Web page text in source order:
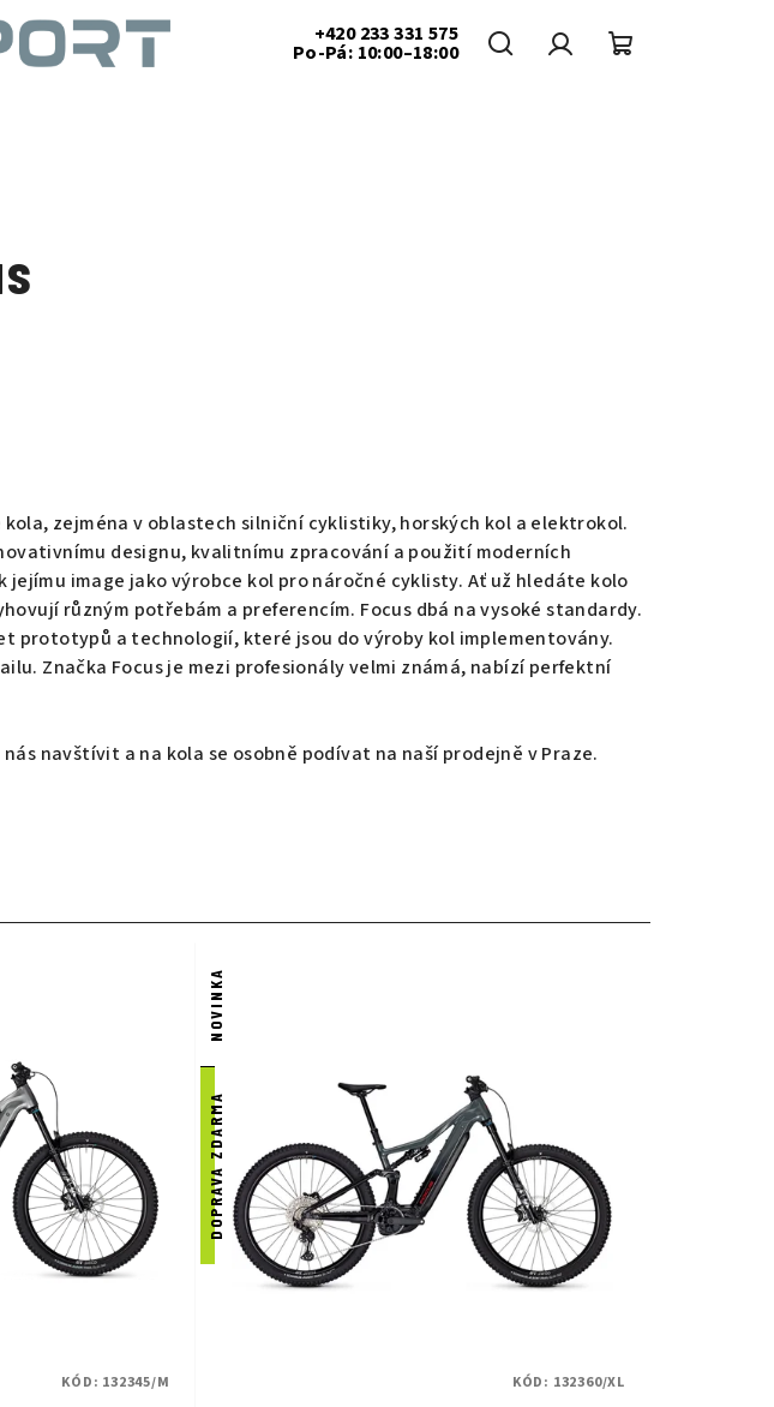
+420 233 331 575
Po-Pá: 10:00–18:00
zejména v oblastech silniční cyklistiky, horských kol a elektrokol.
designu, kvalitnímu zpracování a použití moderních
image jako výrobce kol pro náročné cyklisty. Ať už hledáte kolo
různým potřebám a preferencím. Focus dbá na vysoké standardy.
prototypů a technologií, které jsou do výroby kol implementovány.
Značka Focus je mezi profesionály velmi známá, nabízí perfektní
navštívit a na kola se osobně podívat na naší prodejně v Praze.
KÓD: 132345/M
NOVINKA
DOPRAVA ZDARMA
KÓD: 132360/XL